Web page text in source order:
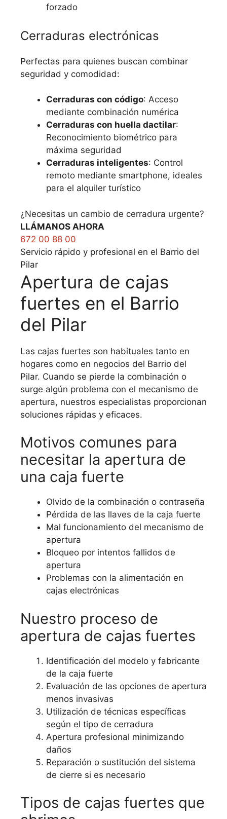
forzado
Cerraduras electrónicas
Perfectas para quienes buscan combinar
seguridad y comodidad:
Cerraduras con código: Acceso
mediante combinación numérica
Cerraduras con huella dactilar:
Reconocimiento biométrico para
máxima seguridad
Cerraduras inteligentes: Control
remoto mediante smartphone, ideales
para el alquiler turístico
¿Necesitas un cambio de cerradura urgente?
LLÁMANOS AHORA
672 00 88 00
Servicio rápido y profesional en el Barrio del
Pilar
Apertura de cajas
fuertes en el Barrio
del Pilar
Las cajas fuertes son habituales tanto en
hogares como en negocios del Barrio del
Pilar. Cuando se pierde la combinación o
surge algún problema con el mecanismo de
apertura, nuestros especialistas proporcionan
soluciones rápidas y eficaces.
Motivos comunes para
necesitar la apertura de
una caja fuerte
Olvido de la combinación o contraseña
Pérdida de las llaves de la caja fuerte
Mal funcionamiento del mecanismo de
apertura
Bloqueo por intentos fallidos de
apertura
Problemas con la alimentación en
cajas electrónicas
Nuestro proceso de
apertura de cajas fuertes
Identificación del modelo y fabricante
de la caja fuerte
Evaluación de las opciones de apertura
menos invasivas
Utilización de técnicas específicas
según el tipo de cerradura
Apertura profesional minimizando
daños
Reparación o sustitución del sistema
de cierre si es necesario
Tipos de cajas fuertes que